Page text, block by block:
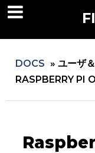
DOCS » ユーザ
RASPBERRY PI